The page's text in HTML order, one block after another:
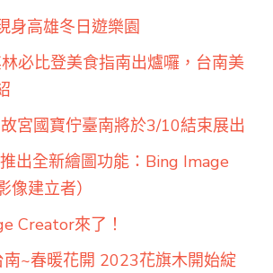
身高雄冬日遊樂園
必比登美食指南出爐囉，台南美
宮國寶佇臺南將於3/10結束展出
出全新繪圖功能：Bing Image
像建立者）
Creator來了！
南~春暖花開 2023花旗木開始綻